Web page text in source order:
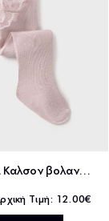
MAYORAL Καλσον βολαν - 15-09913
12.00€